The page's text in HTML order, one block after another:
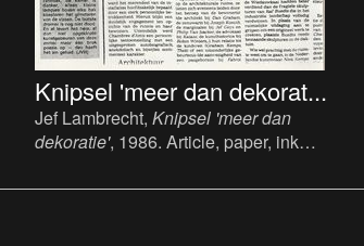
Knipsel 'meer dan dekorat...
Jef Lambrecht, Knipsel 'meer dan
dekoratie', 1986. Article, paper, ink